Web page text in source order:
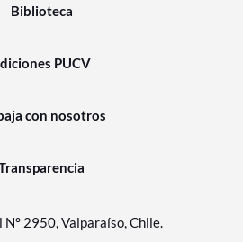
Biblioteca
PUCV
con nosotros
N° 2950, Valparaíso, Chile.